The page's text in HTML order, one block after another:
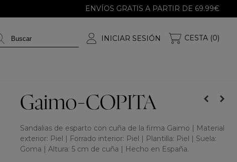
ENVÍOS GRATIS A PARTIR DE 69.99€
INICIAR SESIÓN CESTA (0)
Gaimo-COPITA
Sandalias de esparto con cuña de la firma Gaimo | Material
exterior: Piel | Forrado interior: Piel | Plantilla: Piel | Suela:
Goma | Altura: 5 cm de cuña | Hecho en España.